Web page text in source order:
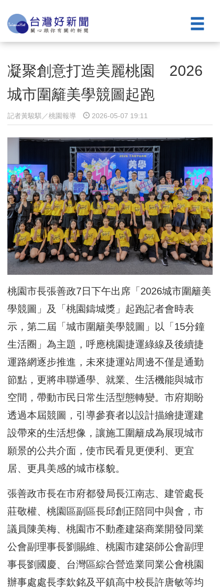
凝聚創意打造美麗桃園 2026
城市圍籬美學競圖起跑
記者黃駿騏／桃園報導 2026-05-07 19:11
桃園市長張善政7日下午出席「2026城市圍籬美
學競圖」及「桃園鑄城獎」起跑記者會時表
示，第二屆「城市圍籬美學競圖」以「15分鐘
生活圈」為主題，呼應桃園捷運綠線及後續捷
運路網逐步推進，未來捷運站周邊不僅是通勤
節點，更將串聯通學、就業、生活機能與城市
空間，帶動市民日常生活型態轉變。市府期盼
透過本屆競圖，引導參賽者以設計描繪捷運建
設帶來的生活想像，讓施工圍籬成為展現城市
願景的公共介面，使市民看見更便利、更宜
居、更具美感的城市樣貌。
張善政市長在市府都發局長江南志、建管處長
莊敬權、桃園區副區長邱創正陪同中與會，市
議員陳美梅、桃園市不動產建築商業開發同業
公會副理事長劉賜維、桃園市建築師公會副理
事長劉國慶、台灣區綜合營造業同業公會桃園
辦事處處長李欽銘及平鎮高中校長許唐敏等均